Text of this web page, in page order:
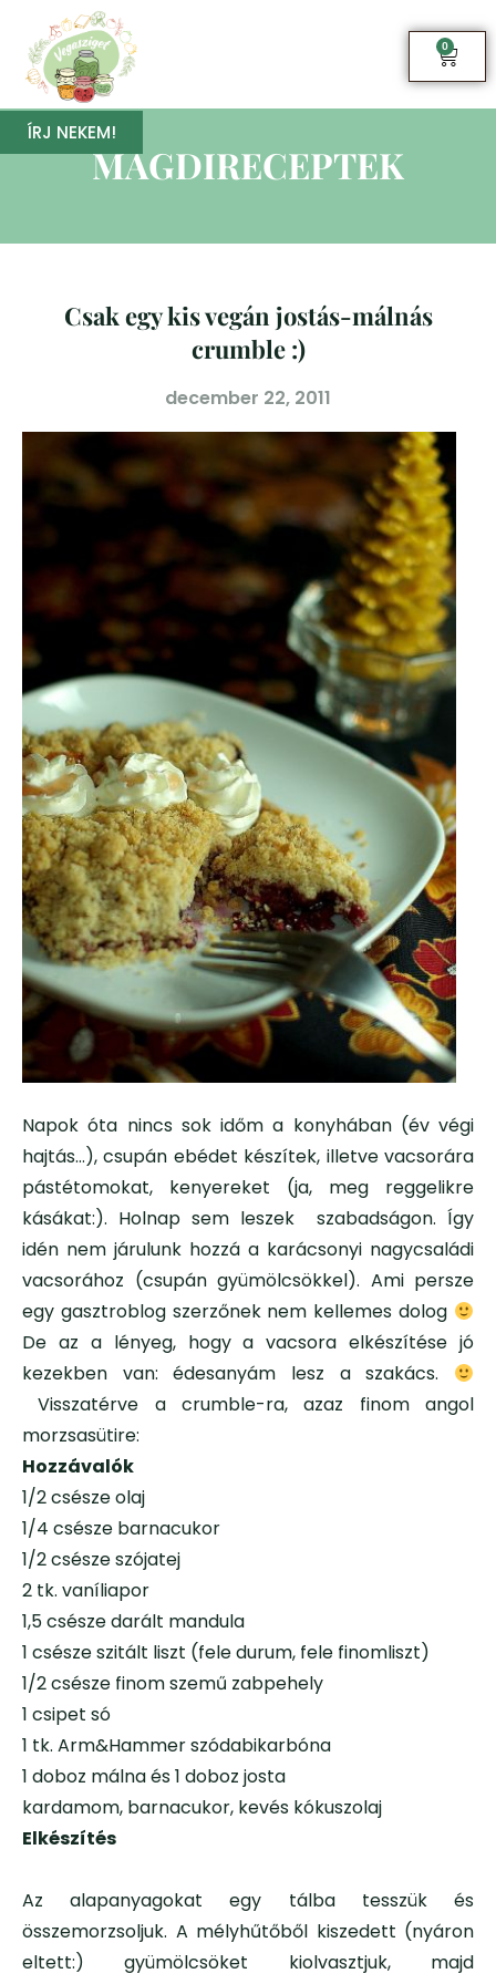
0
ÍRJ NEKEM!
MAGDIRECEPTEK
Csak egy kis vegán jostás-málnás
crumble :)
december 22, 2011
Napok óta nincs sok időm a konyhában (év végi
hajtás…), csupán ebédet készítek, illetve vacsorára
pástétomokat, kenyereket (ja, meg reggelikre
kásákat:). Holnap sem leszek szabadságon. Így
idén nem járulunk hozzá a karácsonyi nagycsaládi
vacsorához (csupán gyümölcsökkel). Ami persze
egy gasztroblog szerzőnek nem kellemes dolog
De az a lényeg, hogy a vacsora elkészítése jó
kezekben van: édesanyám lesz a szakács.
Visszatérve a crumble-ra, azaz finom angol
morzsasütire:
Hozzávalók
1/2 csésze olaj
1/4 csésze barnacukor
1/2 csésze szójatej
2 tk. vaníliapor
1,5 csésze darált mandula
1 csésze szitált liszt (fele durum, fele finomliszt)
1/2 csésze finom szemű zabpehely
1 csipet só
1 tk. Arm&Hammer szódabikarbóna
1 doboz málna és 1 doboz josta
kardamom, barnacukor, kevés kókuszolaj
Elkészítés
Az alapanyagokat egy tálba tesszük és
összemorzsoljuk. A mélyhűtőből kiszedett (nyáron
eltett:) gyümölcsöket kiolvasztjuk, majd